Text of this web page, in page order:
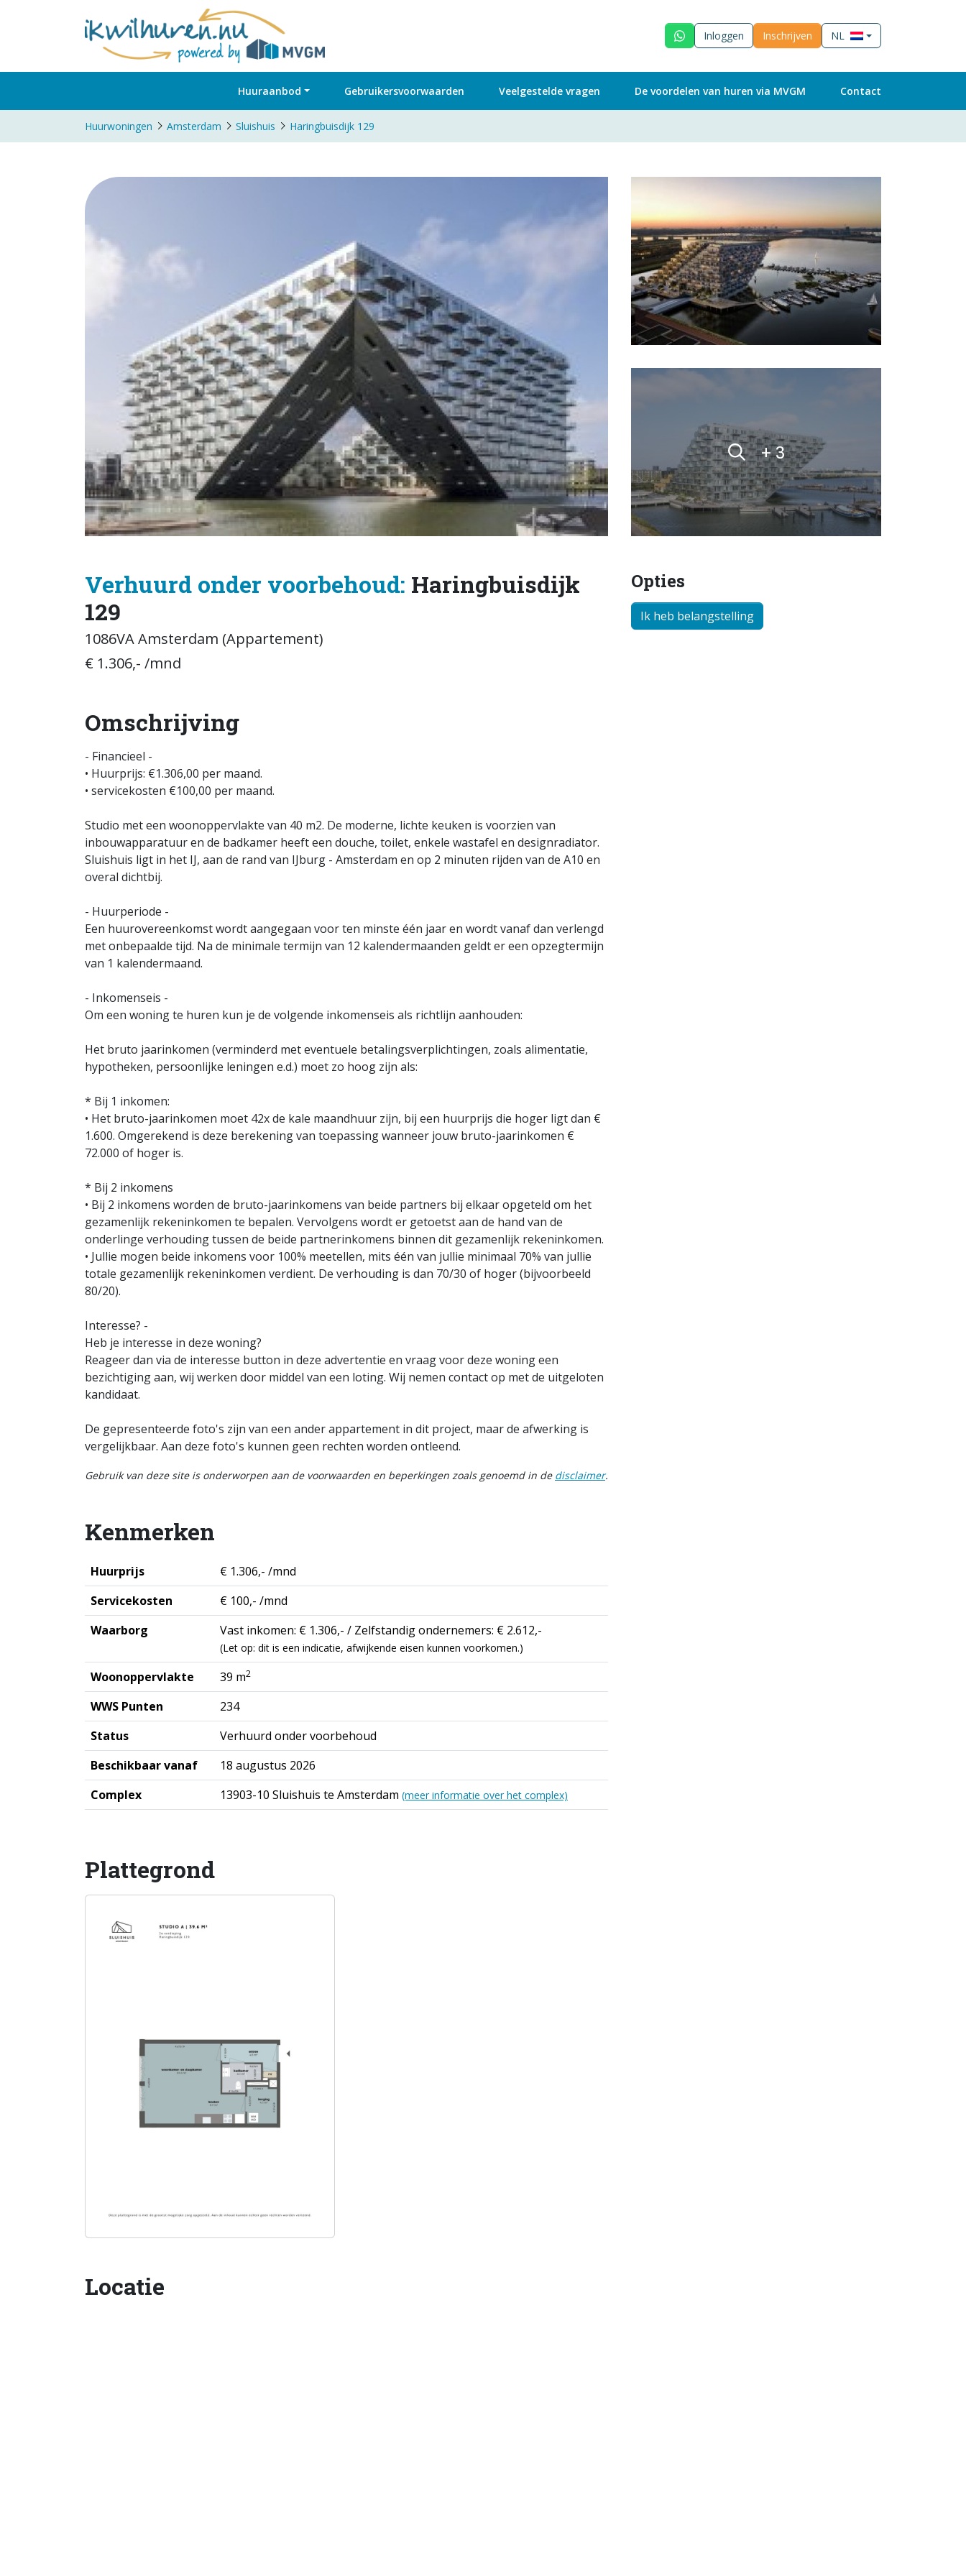
Inloggen Inschrijven NL
Huuraanbod Gebruikersvoorwaarden Veelgestelde vragen De voordelen van huren via MVGM Contact
Huurwoningen Amsterdam Sluishuis Haringbuisdijk 129
+ 3
Opties
Ik heb belangstelling
Verhuurd onder voorbehoud: Haringbuisdijk
129
1086VA Amsterdam (Appartement)
€ 1.306,- /mnd
Omschrijving
- Financieel -
• Huurprijs: €1.306,00 per maand.
• servicekosten €100,00 per maand.
Studio met een woonoppervlakte van 40 m2. De moderne, lichte keuken is voorzien van
inbouwapparatuur en de badkamer heeft een douche, toilet, enkele wastafel en designradiator.
Sluishuis ligt in het IJ, aan de rand van IJburg - Amsterdam en op 2 minuten rijden van de A10 en
overal dichtbij.
- Huurperiode -
Een huurovereenkomst wordt aangegaan voor ten minste één jaar en wordt vanaf dan verlengd
met onbepaalde tijd. Na de minimale termijn van 12 kalendermaanden geldt er een opzegtermijn
van 1 kalendermaand.
- Inkomenseis -
Om een woning te huren kun je de volgende inkomenseis als richtlijn aanhouden:
Het bruto jaarinkomen (verminderd met eventuele betalingsverplichtingen, zoals alimentatie,
hypotheken, persoonlijke leningen e.d.) moet zo hoog zijn als:
* Bij 1 inkomen:
• Het bruto-jaarinkomen moet 42x de kale maandhuur zijn, bij een huurprijs die hoger ligt dan €
1.600. Omgerekend is deze berekening van toepassing wanneer jouw bruto-jaarinkomen €
72.000 of hoger is.
* Bij 2 inkomens
• Bij 2 inkomens worden de bruto-jaarinkomens van beide partners bij elkaar opgeteld om het
gezamenlijk rekeninkomen te bepalen. Vervolgens wordt er getoetst aan de hand van de
onderlinge verhouding tussen de beide partnerinkomens binnen dit gezamenlijk rekeninkomen.
• Jullie mogen beide inkomens voor 100% meetellen, mits één van jullie minimaal 70% van jullie
totale gezamenlijk rekeninkomen verdient. De verhouding is dan 70/30 of hoger (bijvoorbeeld
80/20).
Interesse? -
Heb je interesse in deze woning?
Reageer dan via de interesse button in deze advertentie en vraag voor deze woning een
bezichtiging aan, wij werken door middel van een loting. Wij nemen contact op met de uitgeloten
kandidaat.
De gepresenteerde foto's zijn van een ander appartement in dit project, maar de afwerking is
vergelijkbaar. Aan deze foto's kunnen geen rechten worden ontleend.
Gebruik van deze site is onderworpen aan de voorwaarden en beperkingen zoals genoemd in de disclaimer.
Kenmerken
Huurprijs
€ 1.306,- /mnd
Servicekosten
€ 100,- /mnd
Waarborg
Vast inkomen: € 1.306,- / Zelfstandig ondernemers: € 2.612,-
(Let op: dit is een indicatie, afwijkende eisen kunnen voorkomen.)
Woonoppervlakte 39 m2
WWS Punten
234
Status
Verhuurd onder voorbehoud
Beschikbaar vanaf
18 augustus 2026
Complex
13903-10 Sluishuis te Amsterdam (meer informatie over het complex)
Plattegrond
Locatie